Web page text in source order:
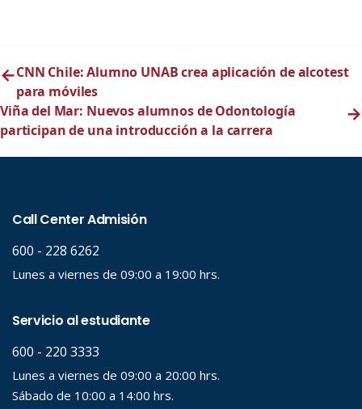
←CNN Chile: Alumno UNAB crea aplicación de alcotest
para móviles
Viña del Mar: Nuevos alumnos de Odontología
participan de una introducción a la carrera
→